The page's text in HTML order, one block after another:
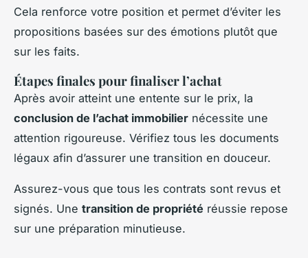
Cela renforce votre position et permet d’éviter les
propositions basées sur des émotions plutôt que
sur les faits.
Étapes finales pour finaliser l’achat
Après avoir atteint une entente sur le prix, la
conclusion de l’achat immobilier nécessite une
attention rigoureuse. Vérifiez tous les documents
légaux afin d’assurer une transition en douceur.
Assurez-vous que tous les contrats sont revus et
signés. Une transition de propriété réussie repose
sur une préparation minutieuse.